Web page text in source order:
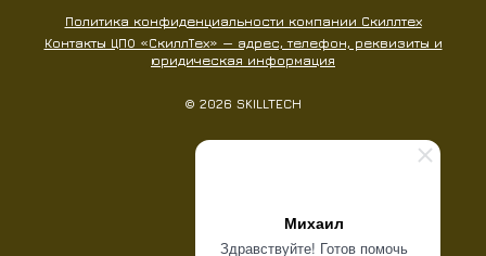
Михаил
Здравствуйте! Готов помочь
Политика конфиденциальности компании Скиллтех
Контакты ЦПО «СкиллТех» — адрес, телефон, реквизиты и
юридическая информация
© 2026 SKILLTECH
Наверх